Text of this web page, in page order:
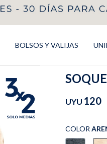
BOLSOS Y VALIJAS
UYU 120
COLOR